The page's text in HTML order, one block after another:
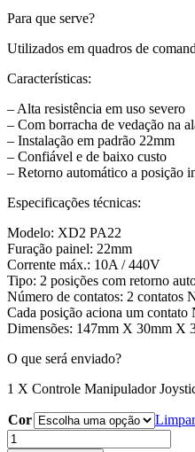
Para que serve?
Utilizados em quadros de
Características:
– Alta resistência em uso severo
– Com borracha de vedação na
– Instalação em padrão 22mm
– Confiável e de baixo custo
– Retorno automático a posição
Especificações técnicas:
Modelo: XD2 PA22
Furação painel: 22mm
Corrente máx.: 10A / 440V
Tipo: 2 posições com retorno
Número de contatos: 2 contatos
Cada posição aciona um contato
Dimensões: 147mm X 30mm X
O que será enviado?
1 X Controle Manipulador
Cor
Limpar
Controle